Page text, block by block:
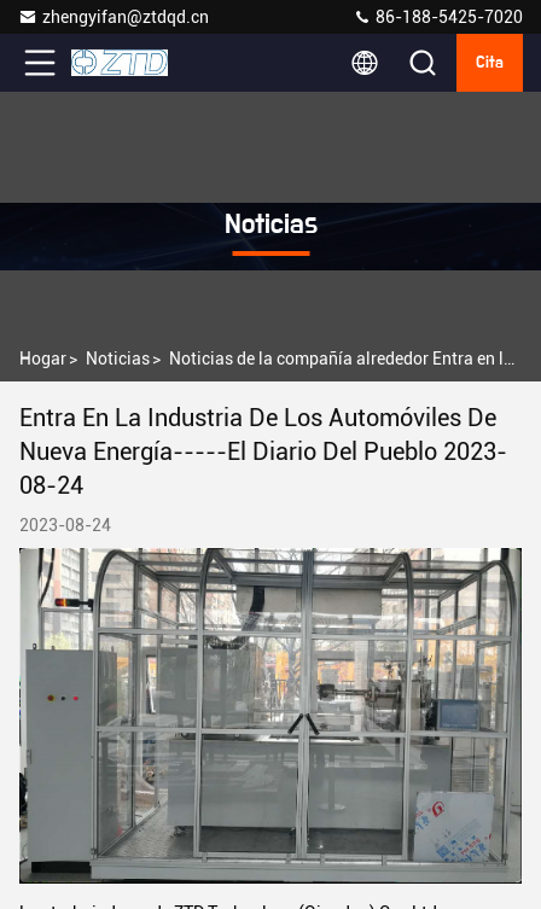
zhengyifan@ztdqd.cn 86-188-5425-7020
Cita
Noticias
Hogar> Noticias>
Entra En La Industria De Los Automóviles De
Nueva Energía-----El Diario Del Pueblo 2023-
08-24
2023-08-24